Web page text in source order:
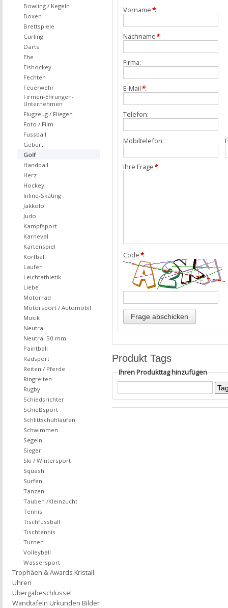
Vorname*:
Nachname*:
Firma:
E-Mail*:
Telefon:
Mobiltelefon:
Ihre Frage*:
Code*:
Produkt Tags
Ihren Produkttag hinzufügen
Bowling / Kegeln
Boxen
Brettspiele
Curling
Darts
Ehe
Eishockey
Fechten
Feuerwehr
Firmen-Ehrungen-
Unternehmen
Flugzeug / Fliegen
Foto / Film
Fussball
Geburt
Golf
Handball
Herz
Hockey
Inline-Skating
Jakkolo
Judo
Kampfsport
Karneval
Kartenspiel
Korfball
Laufen
Leichtathletik
Liebe
Motorrad
Motorsport / Automobil
Musik
Neutral
Neutral 50 mm
Paintball
Radsport
Reiten / Pferde
Ringreiten
Rugby
Schiedsrichter
Schießsport
Schlittschuhlaufen
Schwimmen
Segeln
Sieger
Ski / Wintersport
Squash
Surfen
Tanzen
Tauben /Kleinzucht
Tennis
Tischfussball
Tischtennis
Turnen
Volleyball
Wassersport
Trophäen & Awards Kristall
Uhren
Übergabeschlüssel
Wandtafeln Urkunden Bilder